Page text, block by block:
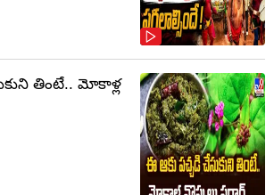
తింటే.. మోకాళ్ల